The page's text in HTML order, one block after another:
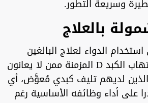
وسريعة التطور.
بالعلاج
الدواء لعلاج البالغين
المصابين بعدوى التهاب الكبد D المزمنة ممن لا يعانون
الذين لديهم تليف كبدي مُعوَّض، أي
على أداء وظائفه الأساسية رغم